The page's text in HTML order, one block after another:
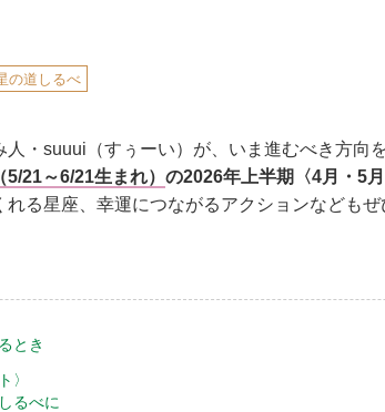
の道しるべ
・suuui（すぅーい）が、いま進むべき方向
5/21～6/21生まれ） の2026年上半期〈4月・5
る星座、幸運につながるアクションなどもぜ
とき
〉
るべに